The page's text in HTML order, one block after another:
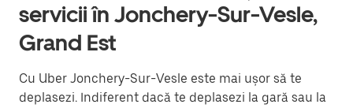
servicii în Jonchery-Sur-Vesle,
Grand Est
Cu Uber Jonchery-Sur-Vesle este mai ușor să te
deplasezi. Indiferent dacă te deplasezi la gară sau la